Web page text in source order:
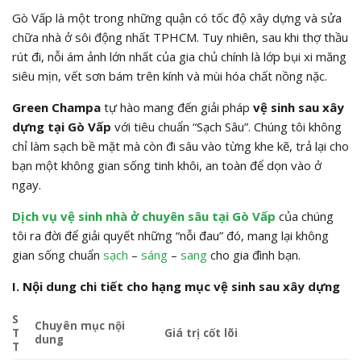
Gò Vấp là một trong những quận có tốc độ xây dựng và sửa
chữa nhà ở sôi động nhất TPHCM. Tuy nhiên, sau khi thợ thầu
rút đi, nỗi ám ảnh lớn nhất của gia chủ chính là lớp bụi xi măng
siêu mịn, vết sơn bám trên kính và mùi hóa chất nồng nặc.
Green Champa tự hào mang đến giải pháp vệ sinh sau xây
dựng tại Gò Vấp với tiêu chuẩn “Sạch Sâu”. Chúng tôi không
chỉ làm sạch bề mặt mà còn đi sâu vào từng khe kẽ, trả lại cho
bạn một không gian sống tinh khôi, an toàn để dọn vào ở
ngay.
Dịch vụ vệ sinh nhà ở chuyên sâu tại Gò Vấp của chúng
tôi ra đời để giải quyết những “nỗi đau” đó, mang lại không
gian sống chuẩn sạch – sáng – sang cho gia đình bạn.
I. Nội dung chi tiết cho hạng mục vệ sinh sau xây dựng
S
T
T
Chuyên mục nội
dung
Giá trị cốt lõi